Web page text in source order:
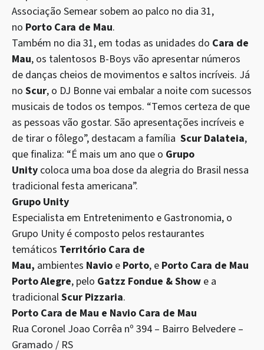
Associação Semear sobem ao palco no dia 31,
no Porto Cara de Mau.
Também no dia 31, em todas as unidades do Cara de
Mau, os talentosos B-Boys vão apresentar números
de danças cheios de movimentos e saltos incríveis. Já
no Scur, o DJ Bonne vai embalar a noite com sucessos
musicais de todos os tempos. “Temos certeza de que
as pessoas vão gostar. São apresentações incríveis e
de tirar o fôlego”, destacam a família Scur Dalateia,
que finaliza: “É mais um ano que o Grupo
Unity coloca uma boa dose da alegria do Brasil nessa
tradicional festa americana”.
Grupo Unity
Especialista em Entretenimento e Gastronomia, o
Grupo Unity é composto pelos restaurantes
temáticos Território Cara de
Mau, ambientes Navio e Porto, e Porto Cara de Mau
Porto Alegre, pelo Gatzz Fondue & Show e a
tradicionalScur Pizzaria.
Porto Cara de Mau e Navio Cara de Mau
Rua Coronel Joao Corrêa nº 394 – Bairro Belvedere –
Gramado / RS